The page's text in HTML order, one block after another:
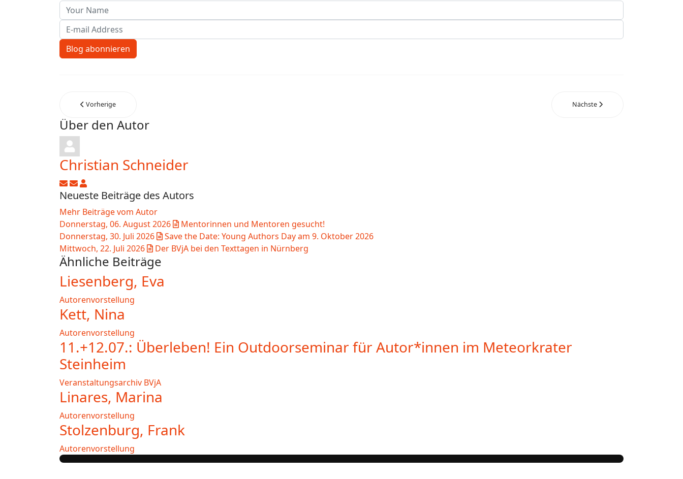
Your Name
E-mail Address
Blog abonnieren
Vorherige Nächste
Über den Autor
Christian Schneider
Updates abonnieren
Abo von Updates dieses Autors beenden
Christian Schneider
Neueste Beiträge des Autors
Mehr Beiträge vom Autor
Donnerstag, 06. August 2026
Mentorinnen und Mentoren gesucht!
Donnerstag, 30. Juli 2026
Save the Date: Young Authors Day am 9. Oktober 2026
Mittwoch, 22. Juli 2026
Der BVjA bei den Texttagen in Nürnberg
Ähnliche Beiträge
Liesenberg, Eva
Autorenvorstellung
Kett, Nina
Autorenvorstellung
11.+12.07.: Überleben! Ein Outdoorseminar für Autor*innen im Meteorkrater
Steinheim
Veranstaltungsarchiv BVjA
Linares, Marina
Autorenvorstellung
Stolzenburg, Frank
Autorenvorstellung